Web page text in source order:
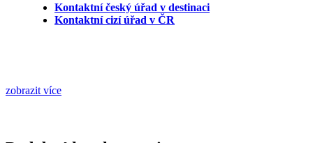
Kontaktní český úřad v destinaci
Kontaktní cizí úřad v ČR
zobrazit více